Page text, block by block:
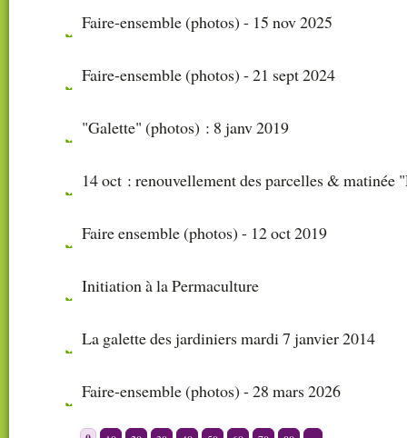
Faire-ensemble (photos) - 15 nov 2025
Faire-ensemble (photos) - 21 sept 2024
"Galette" (photos) : 8 janv 2019
14 oct : renouvellement des parcelles & matinée
Faire ensemble (photos) - 12 oct 2019
Initiation à la Permaculture
La galette des jardiniers mardi 7 janvier 2014
Faire-ensemble (photos) - 28 mars 2026